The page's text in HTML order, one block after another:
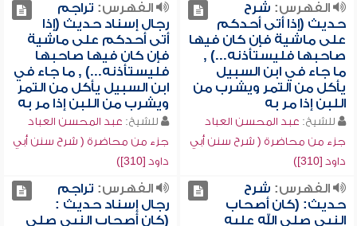
الفهرس: شرح
حديث (إذا أتى أحدكم
على ماشية فإن كان فيها
صاحبها فليستأذنه...) ,
ما جاء في ابن السبيل
يأكل من التمر ويشرب من
اللبن إذا مر به
للشيخ: عبد المحسن العباد
جزء من محاضرة ( شرح سنن أبي
داود [310])
الفهرس: تراجم
رجال إسناد حديث (إذا
أتى أحدكم على ماشية
فإن كان فيها صاحبها
فليستأذنه...) , ما جاء في
ابن السبيل يأكل من التمر
ويشرب من اللبن إذا مر به
للشيخ: عبد المحسن العباد
جزء من محاضرة ( شرح سنن أبي
داود [310])
الفهرس: شرح
حديث: (كان أصحاب
النبي صلى الله عليه
الفهرس: تراجم
رجال إسناد حديث :
(كان أصحاب النبي صلى